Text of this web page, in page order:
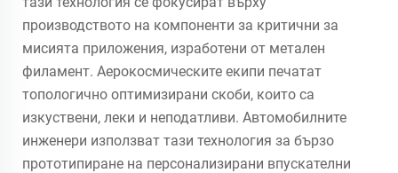
производството на компоненти за критични за
мисията приложения, изработени от метален
филамент. Аерокосмическите екипи печатат
топологично оптимизирани скоби, които са
изкуствени, леки и неподатливи. Автомобилните
инженери използват тази технология за бързо
прототипиране на персонализирани впускателни